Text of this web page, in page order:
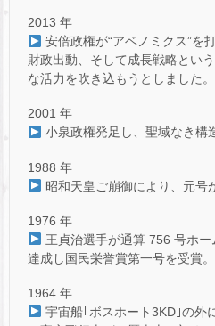
2013 年
安倍政権が“アベノミクス”を
財政出動、そして成長戦略とい
な活力を吹き込もうとしました。
2001 年
小泉政権発足し、聖域なき構
1988 年
昭和天皇ご崩御により、元号
1976 年
王貞治選手が通算 756 号ホ
達成 し国民栄誉賞第一号を受賞。
1964 年
宇宙船｢ボスホート3KD｣の外